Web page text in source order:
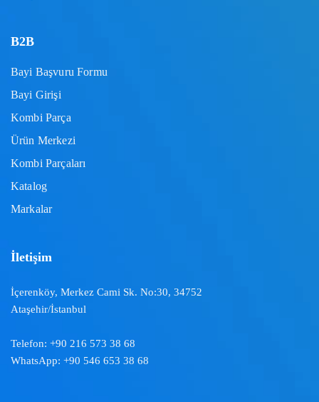
B2B
Bayi Başvuru Formu
Bayi Girişi
Kombi Parça
Ürün Merkezi
Kombi Parçaları
Katalog
Markalar
İletişim
İçerenköy, Merkez Cami Sk. No:30, 34752
Ataşehir/İstanbul
Telefon: +90 216 573 38 68
WhatsApp: +90 546 653 38 68